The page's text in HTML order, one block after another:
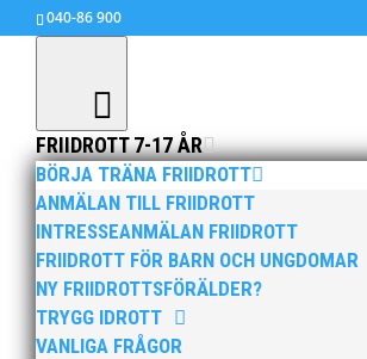
040-86 900
FRIIDROTT 7-17 ÅR
BÖRJA TRÄNA FRIIDROTT
ANMÄLAN TILL FRIIDROTT
INTRESSEANMÄLAN FRIIDROTT
FRIIDROTT FÖR BARN OCH UNGDOMAR
NY FRIIDROTTSFÖRÄLDER?
TRYGG IDROTT
VANLIGA FRÅGOR
Erika klar för
jun 1, 2017|
Första uttagningarna har